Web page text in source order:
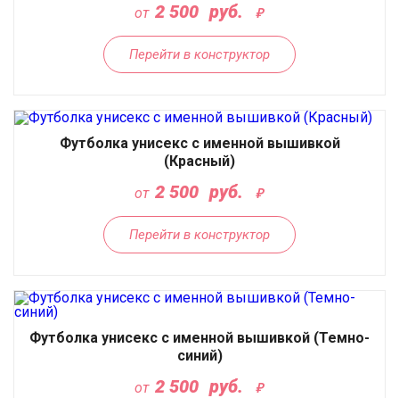
от 2 500 руб.
Перейти в конструктор
Футболка унисекс с именной вышивкой
(Красный)
от 2 500 руб.
Перейти в конструктор
Футболка унисекс с именной вышивкой (Темно-
синий)
от 2 500 руб.